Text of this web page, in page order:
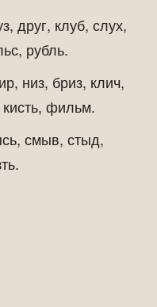
друг, клуб, слух,
рубль.
низ, бриз, клич,
фильм.
смыв, стыд,